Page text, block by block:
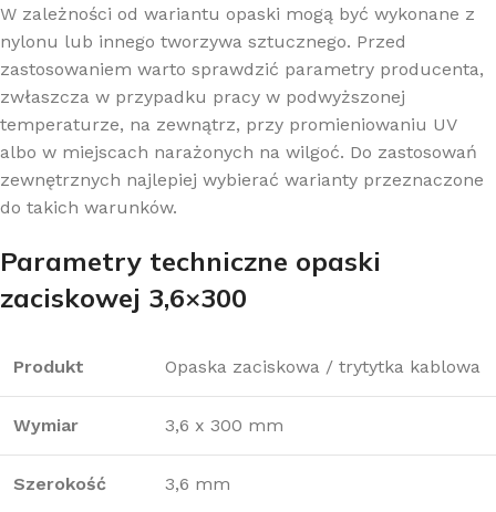
W zależności od wariantu opaski mogą być wykonane z
nylonu lub innego tworzywa sztucznego. Przed
zastosowaniem warto sprawdzić parametry producenta,
zwłaszcza w przypadku pracy w podwyższonej
temperaturze, na zewnątrz, przy promieniowaniu UV
albo w miejscach narażonych na wilgoć. Do zastosowań
zewnętrznych najlepiej wybierać warianty przeznaczone
do takich warunków.
Parametry techniczne opaski
zaciskowej 3,6×300
Produkt Opaska zaciskowa / trytytka kablowa
Wymiar 3,6 x 300 mm
Szerokość 3,6 mm